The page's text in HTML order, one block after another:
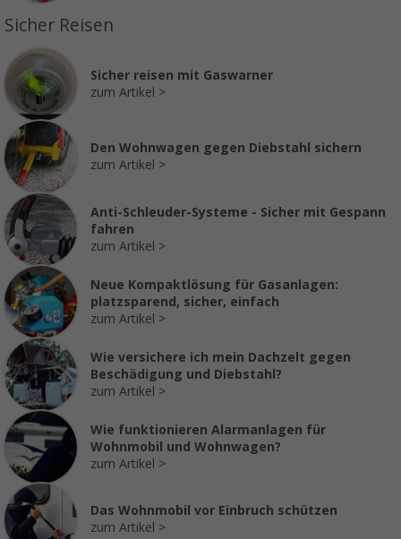
Sicher Reisen
Sicher reisen mit Gaswarner
zum Artikel
Den Wohnwagen gegen Diebstahl sichern
zum Artikel
Anti-Schleuder-Systeme - Sicher mit Gespann
fahren
zum Artikel
Neue Kompaktlösung für Gasanlagen:
platzsparend, sicher, einfach
zum Artikel
Wie versichere ich mein Dachzelt gegen
Beschädigung und Diebstahl?
zum Artikel
Wie funktionieren Alarmanlagen für
Wohnmobil und Wohnwagen?
zum Artikel
Das Wohnmobil vor Einbruch schützen
zum Artikel